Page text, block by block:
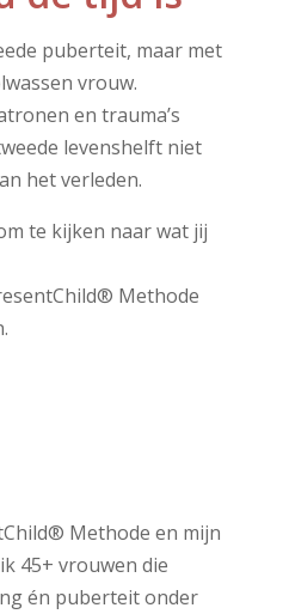
puberteit, maar met
vrouw.
en trauma’s
levenshelft niet
het verleden.
te kijken naar wat jij
Methode
Methode en mijn
45+ vrouwen die
én puberteit onder